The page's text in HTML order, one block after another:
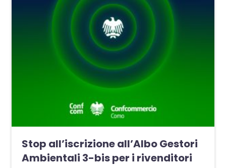
Stop all’iscrizione all’Albo Gestori
Ambientali 3-bis per i rivenditori